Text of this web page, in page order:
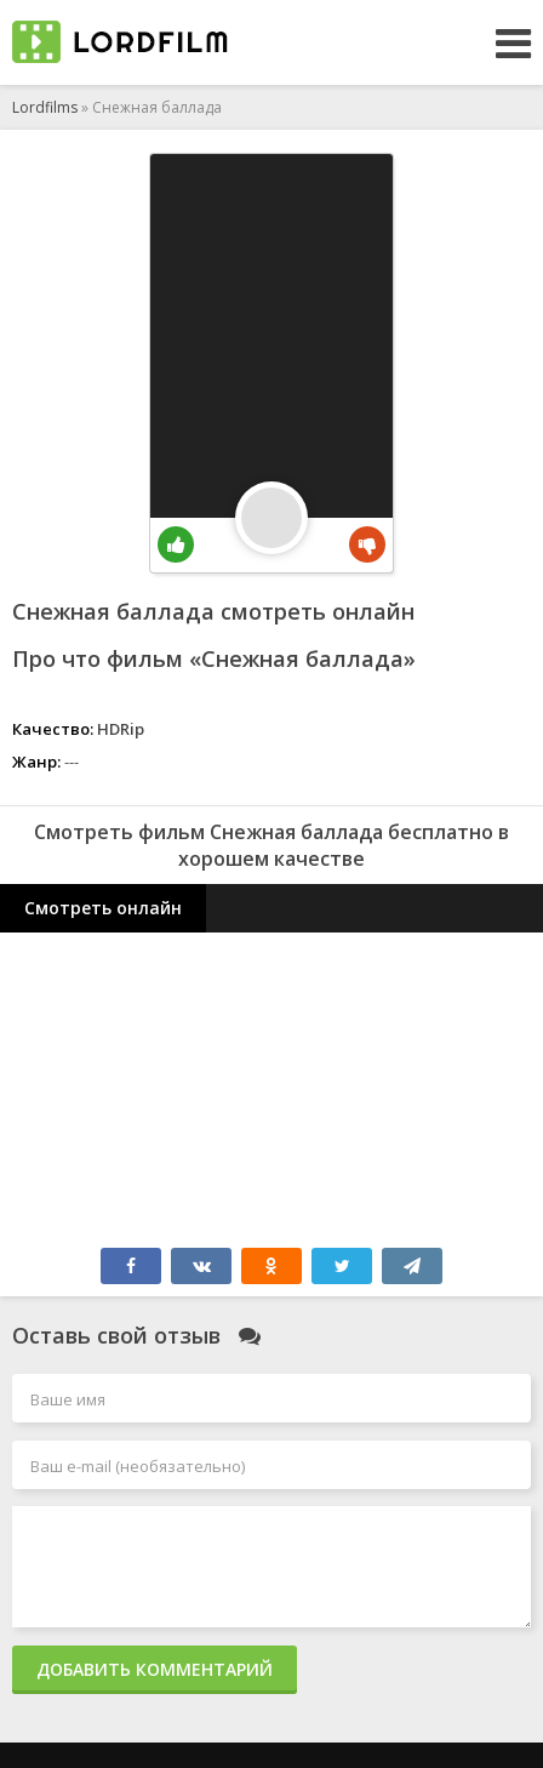
Lordfilms» Снежная баллада
Снежная баллада смотреть онлайн
Про что фильм «Снежная баллада»
Качество: HDRip
Жанр:---
Смотреть фильм Снежная баллада бесплатно в
хорошем качестве
Смотреть онлайн
Оставь свой отзыв
ДОБАВИТЬ КОММЕНТАРИЙ